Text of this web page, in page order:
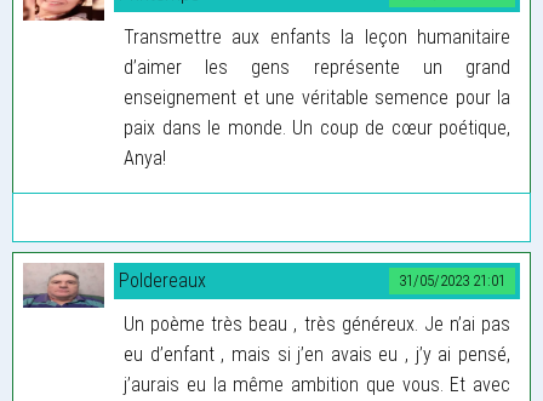
Transmettre aux enfants la leçon humanitaire
d’aimer les gens représente un grand
enseignement et une véritable semence pour la
paix dans le monde. Un coup de cœur poétique,
Anya!
31/05/2023 21:01
Poldereaux
Un poème très beau , très généreux. Je n’ai pas
eu d’enfant , mais si j’en avais eu , j’y ai pensé,
j’aurais eu la même ambition que vous. Et avec